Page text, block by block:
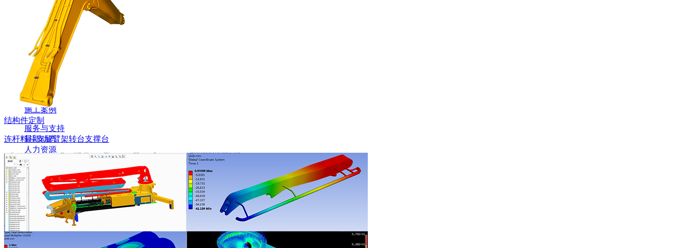
结构件定制
连杆料斗支腿臂架转台支撑台
条记录
友情链接:(申请:18935069)
湖南友维传媒
网站首页
关于我们
泵车智能工厂
施工案例
服务与支持
最新动态
人力资源
联系我们
办公电话：4000266330
邮 箱：18935069@qq.com
地 址：湖南省长沙县黄兴镇干杉社区杉岭南路2号
关注我们
扫描二维码关注微信公众号
湘ICP备2022000739号-1